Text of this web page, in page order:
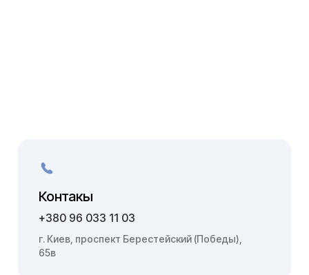
Контакы
+380 96 033 11 03
г. Киев, проспект Берестейский (Победы),
65в